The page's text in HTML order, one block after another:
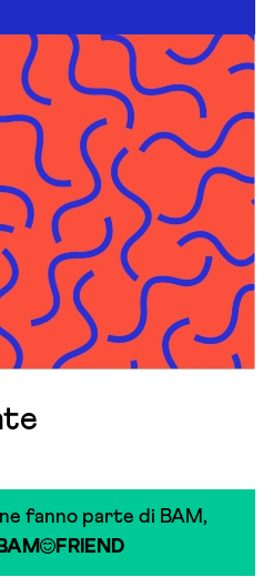
fanno parte di BAM,
BAM FRIEND